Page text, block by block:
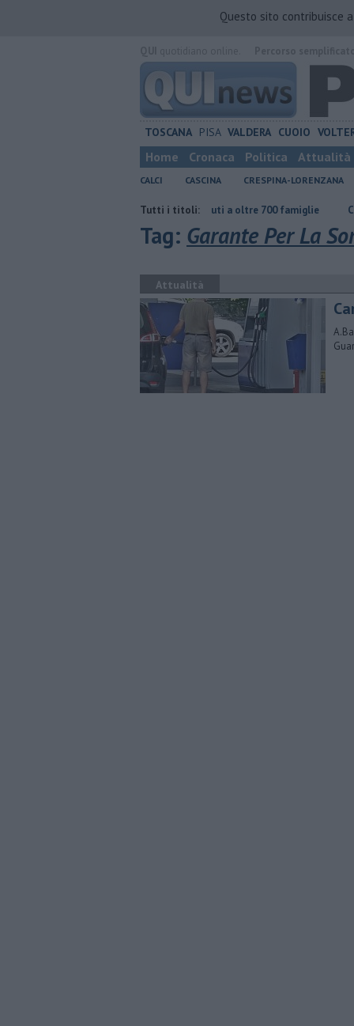
Questo sito contribuisce
TOSCANA PISA VALDERA CUOIO
Home Cronaca Politica Attualità
CALCI CASCINA CRESPINA-LORENZANA
Tutti i titoli:
Carta Spesa 2026, aiuti a oltre 700 famiglie Calci nel
Tag: Garante Per La
Attualità